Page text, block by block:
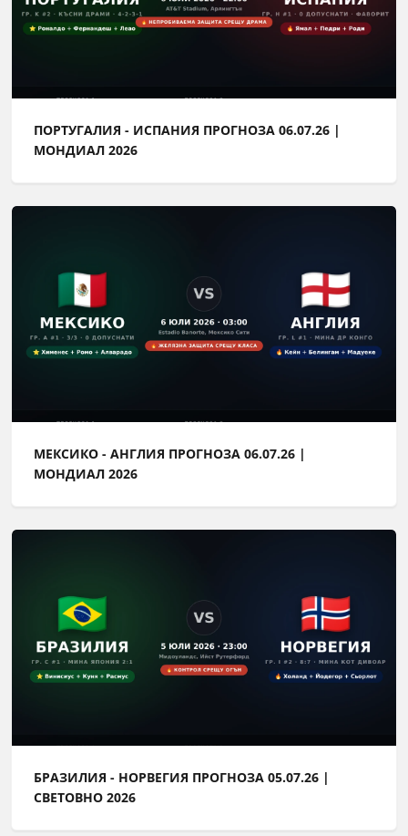
ПОРТУГАЛИЯ - ИСПАНИЯ ПРОГНОЗА 06.07.26 |
МОНДИАЛ 2026
МЕКСИКО - АНГЛИЯ ПРОГНОЗА 06.07.26 |
МОНДИАЛ 2026
БРАЗИЛИЯ - НОРВЕГИЯ ПРОГНОЗА 05.07.26 |
СВЕТОВНО 2026